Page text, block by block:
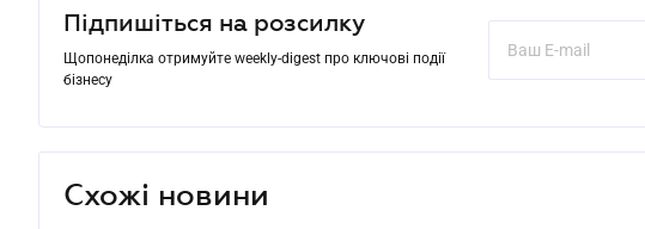
Підпишіться на розсилку
Щопонеділка отримуйте weekly-digest про ключові події
бізнесу
Схожі новини